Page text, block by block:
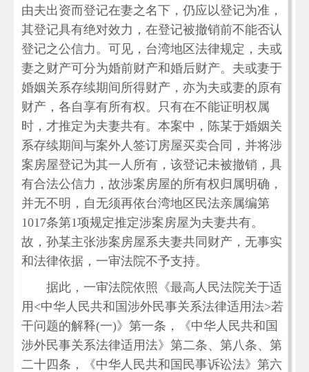
由夫出资而登记在妻之名下，仍应以登记为准，
其登记具有绝对效力，在登记被撤销前不能否认
登记之公信力。可见，台湾地区法律规定，夫或
妻之财产可分为婚前财产和婚后财产。夫或妻于
婚姻关系存续期间所得财产，亦为夫或妻的原有
财产，各自享有所有权。只有在不能证明权属
时，才推定为夫妻共有。本案中，陈某于婚姻关
系存续期间与案外人签订房屋买卖合同，并将涉
案房屋登记为其一人所有，该登记未被撤销，具
有合法公信力，故涉案房屋的所有权归属明确，
并无不明，自无须再依台湾地区民法亲属编第
1017条第1项规定推定涉案房屋为夫妻共有。
故，孙某主张涉案房屋系夫妻共同财产，无事实
和法律依据，一审法院不予支持。
据此，一审法院依照《最高人民法院关于适
用<中华人民共和国涉外民事关系法律适用法>若
干问题的解释(一)》第一条，《中华人民共和国
涉外民事关系法律适用法》第二条、第八条、第
二十四条，《中华人民共和国民事诉讼法》第六